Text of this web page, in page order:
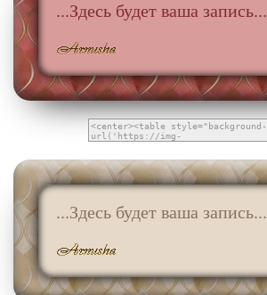
...Здесь будет ваша запись...
...Здесь будет ваша запись...